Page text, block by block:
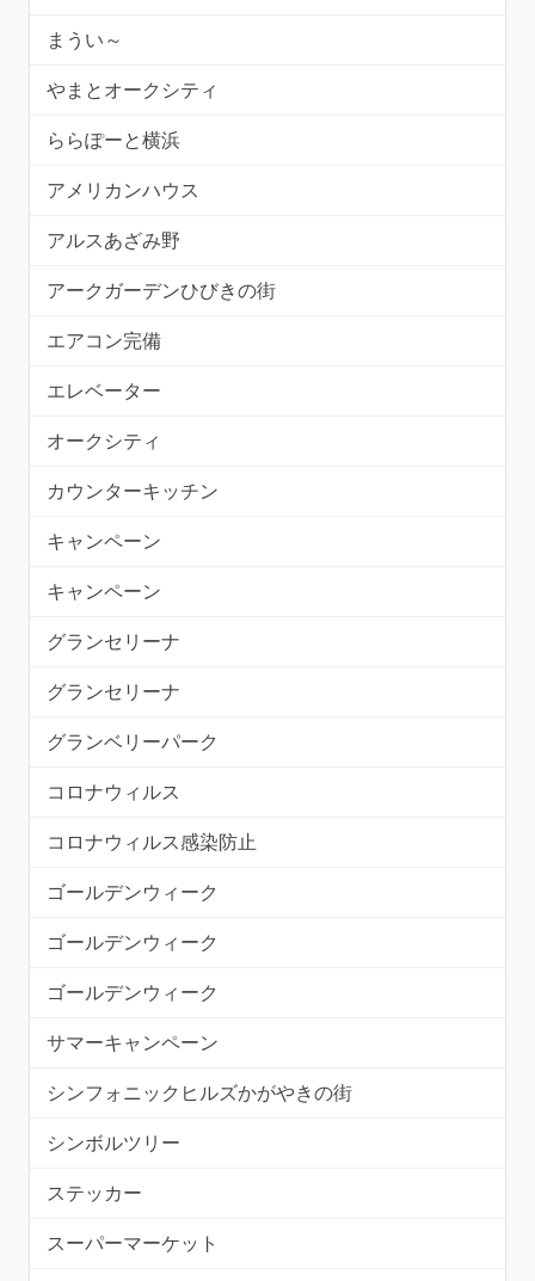
まうい～
やまとオークシティ
ららぽーと横浜
アメリカンハウス
アルスあざみ野
アークガーデンひびきの街
エアコン完備
エレベーター
オークシティ
カウンターキッチン
キャンペーン
キャンペーン
グランセリーナ
グランセリーナ
グランベリーパーク
コロナウィルス
コロナウィルス感染防止
ゴールデンウィーク
ゴールデンウィーク
ゴールデンウィーク
サマーキャンペーン
シンフォニックヒルズかがやきの街
シンボルツリー
ステッカー
スーパーマーケット